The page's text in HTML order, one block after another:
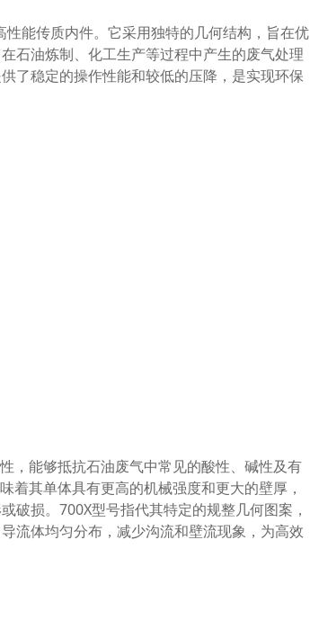
能传质内件。它采用独特的几何结构，旨在优
石油炼制、化工生产等过程中产生的废气处理
了稳定的操作性能和较低的压降，是实现环保
，能够抵抗石油废气中常见的酸性、碱性及有
其单体具有更高的机械强度和更大的壁厚，
破损。700X型号指代其特定的规整几何图案，
流体均匀分布，减少沟流和壁流现象，为高效